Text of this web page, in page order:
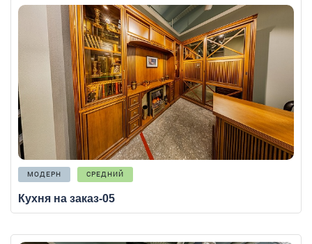
МОДЕРН СРЕДНИЙ
Кухня на заказ-05